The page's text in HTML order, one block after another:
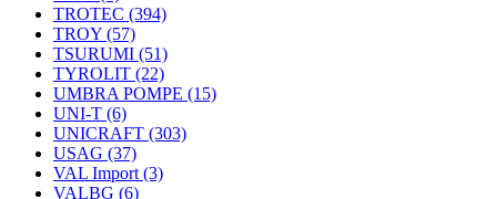
TROTEC (394)
TROY (57)
TSURUMI (51)
TYROLIT (22)
UMBRA POMPE (15)
UNI-T (6)
UNICRAFT (303)
USAG (37)
VAL Import (3)
VALBG (6)